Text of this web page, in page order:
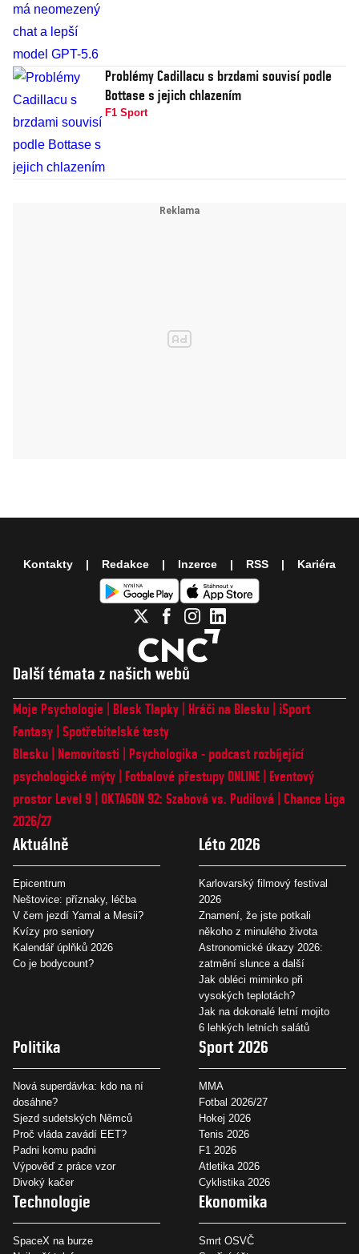
Problémy Cadillacu s brzdami souvisí podle
Bottase s jejich chlazením
F1 Sport
Další témata z našich webů
Moje Psychologie Blesk Tlapky Hráči na Blesku
iSport
Fantasy Spotřebitelské testy
Blesku
Nemovitosti
Psychologika - podcast rozbíjející
psychologické mýty
Fotbalové přestupy ONLINE
Eventový
prostor Level 9 OKTAGON 92: Szabová vs. Pudilová
Chance Liga
2026/27
Aktuálně
Epicentrum
Neštovice: příznaky, léčba
V čem jezdí Yamal a Mesii?
Kvízy pro seniory
Kalendář úplňků 2026
Co je bodycount?
Léto 2026
Karlovarský filmový festival
2026
Znamení, že jste potkali
někoho z minulého života
Astronomické úkazy 2026:
zatmění slunce a další
Jak obléci miminko při
vysokých teplotách?
Jak na dokonalé letní mojito
6 lehkých letních salátů
Politika
Nová superdávka: kdo na ní
dosáhne?
Sjezd sudetských Němců
Proč vláda zavádí EET?
Padni komu padni
Výpověď z práce vzor
Divoký kačer
Sport 2026
MMA
Fotbal 2026/27
Hokej 2026
Tenis 2026
F1 2026
Atletika 2026
Cyklistika 2026
Technologie
SpaceX na burze
Ekonomika
Smrt OSVČ
Kontakty Redakce Inzerce RSS Kariéra